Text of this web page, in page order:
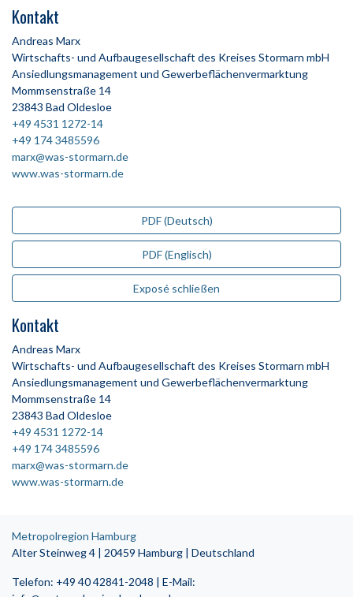
Kontakt
Andreas Marx
Wirtschafts- und Aufbaugesellschaft des Kreises Stormarn mbH
Ansiedlungsmanagement und Gewerbeflächenvermarktung
Mommsenstraße 14
23843 Bad Oldesloe
+49 4531 1272-14
+49 174 3485596
marx@was-stormarn.de
www.was-stormarn.de
PDF (Deutsch)
PDF (Englisch)
Exposé schließen
Kontakt
Andreas Marx
Wirtschafts- und Aufbaugesellschaft des Kreises Stormarn mbH
Ansiedlungsmanagement und Gewerbeflächenvermarktung
Mommsenstraße 14
23843 Bad Oldesloe
+49 4531 1272-14
+49 174 3485596
marx@was-stormarn.de
www.was-stormarn.de
Metropolregion Hamburg
Alter Steinweg 4 | 20459 Hamburg | Deutschland
Telefon: +49 40 42841-2048 | E-Mail: